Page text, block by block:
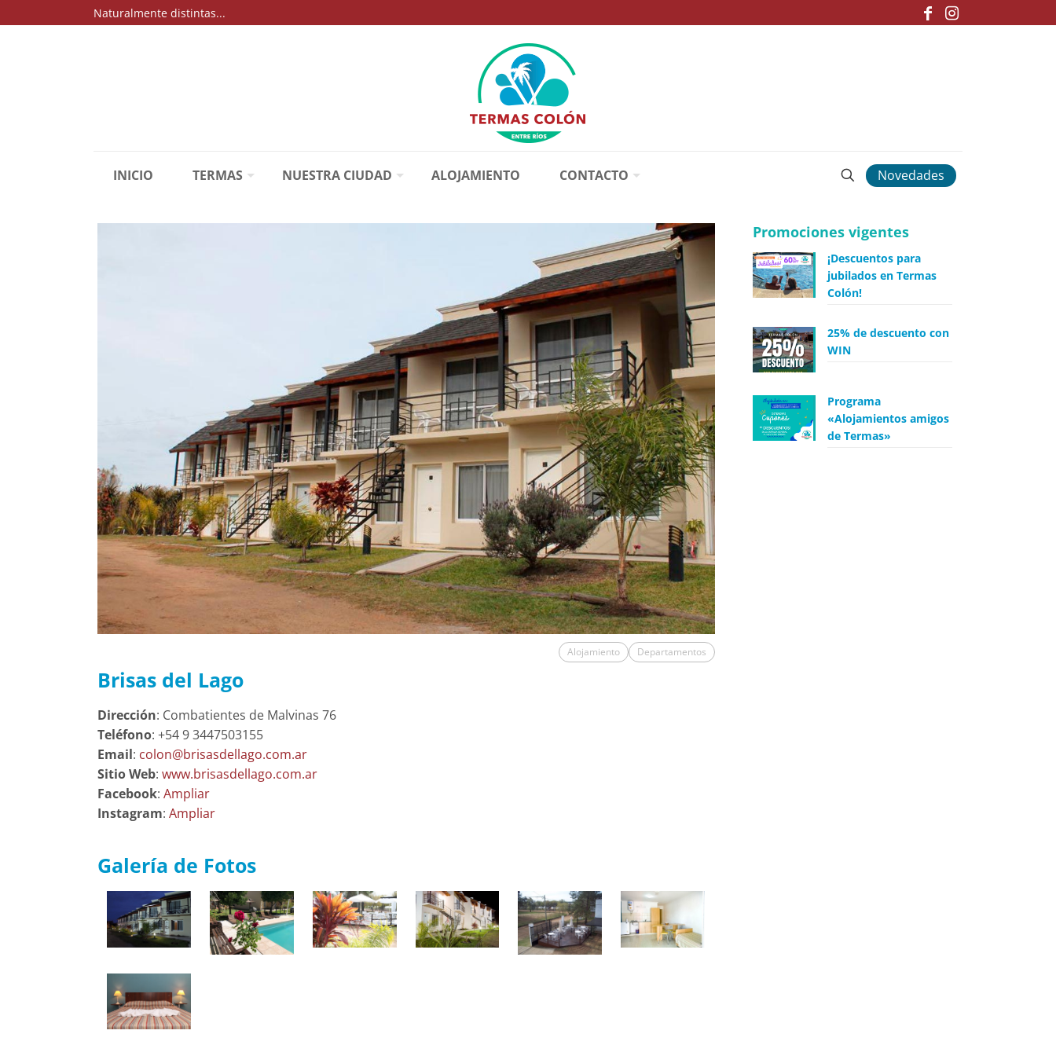
Naturalmente distintas...
INICIO TERMAS NUESTRA CIUDAD ALOJAMIENTO CONTACTO Novedades
Alojamiento Departamentos
Brisas del Lago
Dirección: Combatientes de Malvinas 76
Teléfono: +54 9 3447503155
Email: colon@brisasdellago.com.ar
Sitio Web: www.brisasdellago.com.ar
Facebook: Ampliar
Instagram: Ampliar
Galería de Fotos
Promociones vigentes
¡Descuentos para
jubilados en Termas
Colón!
25% de descuento con
WIN
Programa
«Alojamientos amigos
de Termas»